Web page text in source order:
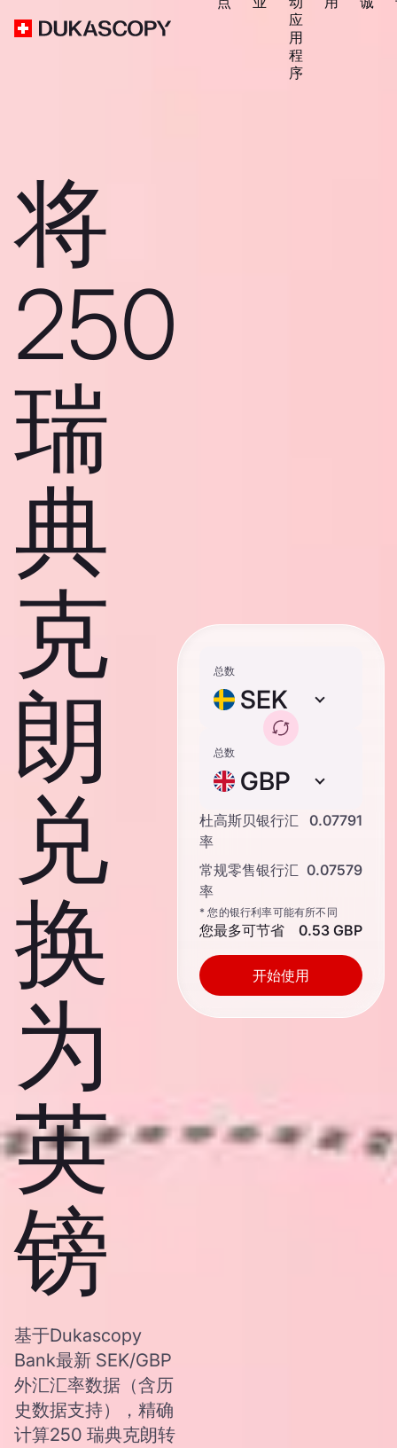
应
用
程
序
将
250
瑞
典
克
朗
兑
换
为
英
镑
基于Dukascopy
Bank最新 SEK/GBP
外汇汇率数据（含历
史数据支持），精确
计算250 瑞典克朗转
总数
SEK
总数
GBP
杜高斯贝银行汇
率
0.07791
常规零售银行汇
率
0.07579
* 您的银行利率可能有所不同
您最多可节省 0.53 GBP
开始使用